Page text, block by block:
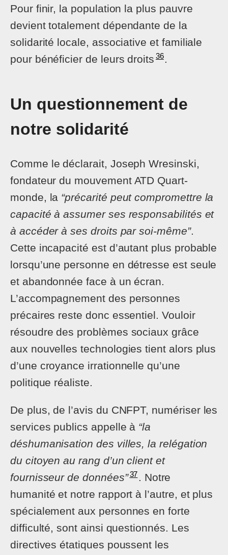
Pour finir, la population la plus pauvre
devient totalement dépendante de la
solidarité locale, associative et familiale
pour bénéficier de leurs droits 36.
Un questionnement de
notre solidarité
Comme le déclarait, Joseph Wresinski,
fondateur du mouvement ATD Quart-
monde, la “précarité peut compromettre la
capacité à assumer ses responsabilités et
à accéder à ses droits par soi-même”.
Cette incapacité est d’autant plus probable
lorsqu’une personne en détresse est seule
et abandonnée face à un écran.
L’accompagnement des personnes
précaires reste donc essentiel. Vouloir
résoudre des problèmes sociaux grâce
aux nouvelles technologies tient alors plus
d’une croyance irrationnelle qu’une
politique réaliste.
De plus, de l’avis du CNFPT, numériser les
services publics appelle à “la
déshumanisation des villes, la relégation
du citoyen au rang d’un client et
fournisseur de données” 37 . Notre
humanité et notre rapport à l’autre, et plus
spécialement aux personnes en forte
difficulté, sont ainsi questionnés. Les
directives étatiques poussent les